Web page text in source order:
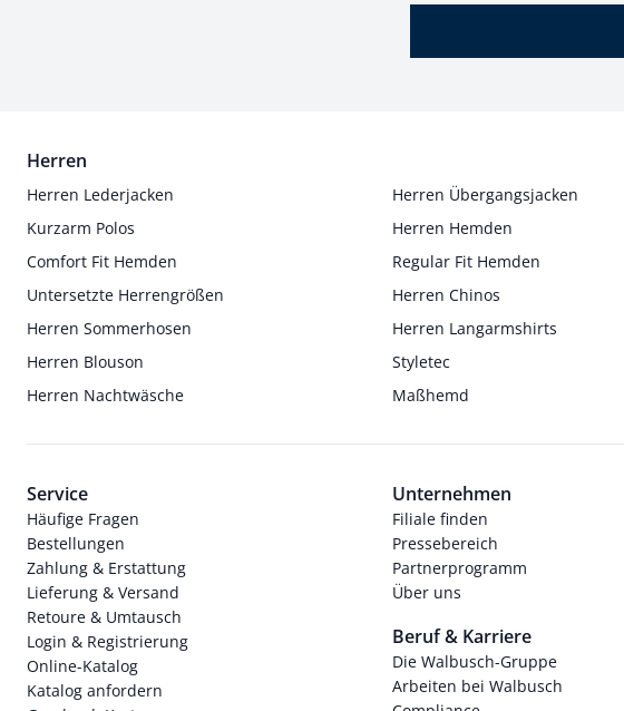
Herren
Herren Lederjacken
Herren Übergangsjacken
Kurzarm Polos
Herren Hemden
Comfort Fit Hemden
Regular Fit Hemden
Untersetzte Herrengrößen
Herren Chinos
Herren Sommerhosen
Herren Langarmshirts
Herren Blouson
Styletec
Herren Nachtwäsche
Maßhemd
Service
Häufige Fragen
Bestellungen
Zahlung & Erstattung
Lieferung & Versand
Retoure & Umtausch
Login & Registrierung
Online-Katalog
Katalog anfordern
Unternehmen
Filiale finden
Pressebereich
Partnerprogramm
Über uns
Beruf & Karriere
Die Walbusch-Gruppe
Arbeiten bei Walbusch